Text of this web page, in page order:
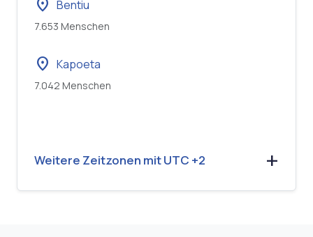
location_on Bentiu
7.653 Menschen
location_on Kapoeta
7.042 Menschen
Weitere Zeitzonen mit UTC +2